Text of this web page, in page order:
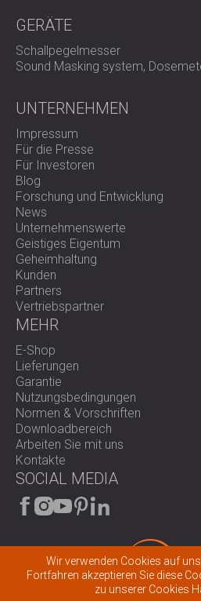
GERÄTE
Schallpegelmesser
Sound Masking system,
UNTERNEHMEN
Impressum
Für die Presse
Für Investoren
Blog
Forschung und Entwicklung
News
Unternehmenswerte
Geistiges Eigentum
Geheimhaltung
Kunden
Partners
Vertriebspartner
MEHR
E-Shop
Lieferungen
Garantie
Nutzungsbedingungen
Normen & Vorschriften
Downloadbereich
Arbeiten Sie mit uns
Kontakte
SOCIAL MEDIA
© 2026 All rights reserved.
Wir verwenden Cookies auf
Fortfahren akzeptieren Sie diese
zu unserer Cookies